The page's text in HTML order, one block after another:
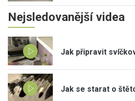
Nejsledovanější videa
Jak připravit
Jak se starat o